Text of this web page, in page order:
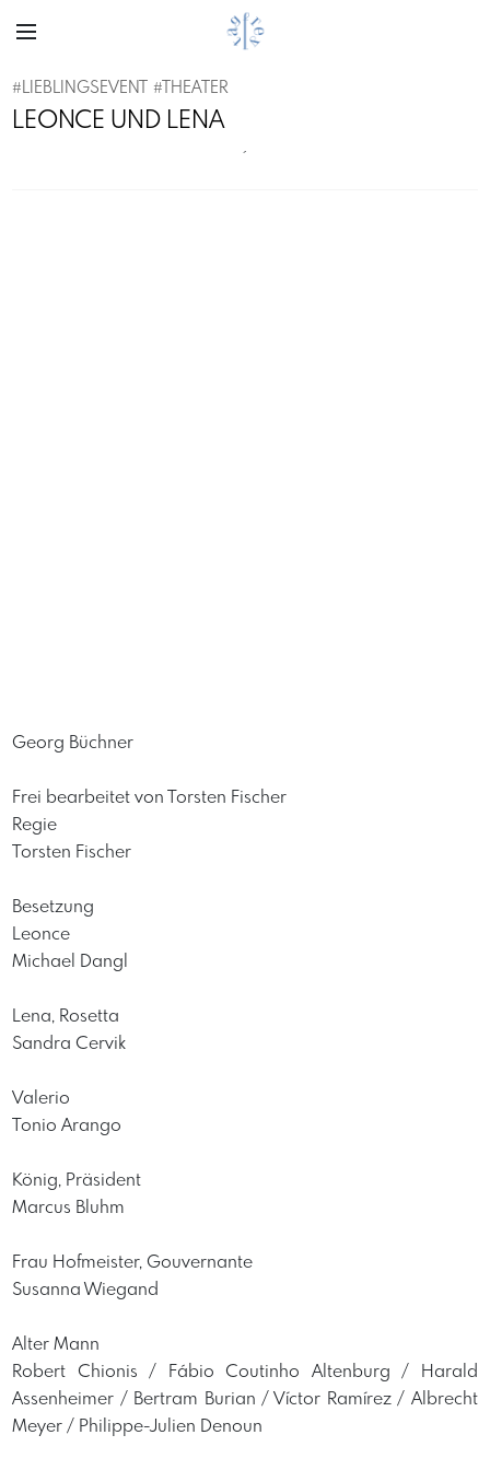
#LIEBLINGSEVENT # THEATER
LEONCE UND LENA
´
Georg Büchner
Frei bearbeitet von Torsten Fischer
Regie
Torsten Fischer
Besetzung
Leonce
Michael Dangl
Lena, Rosetta
Sandra Cervik
Valerio
Tonio Arango
König, Präsident
Marcus Bluhm
Frau Hofmeister, Gouvernante
Susanna Wiegand
Alter Mann
Robert Chionis / Fábio Coutinho Altenburg / Harald
Assenheimer / Bertram Burian / Víctor Ramírez / Albrecht
Meyer / Philippe-Julien Denoun